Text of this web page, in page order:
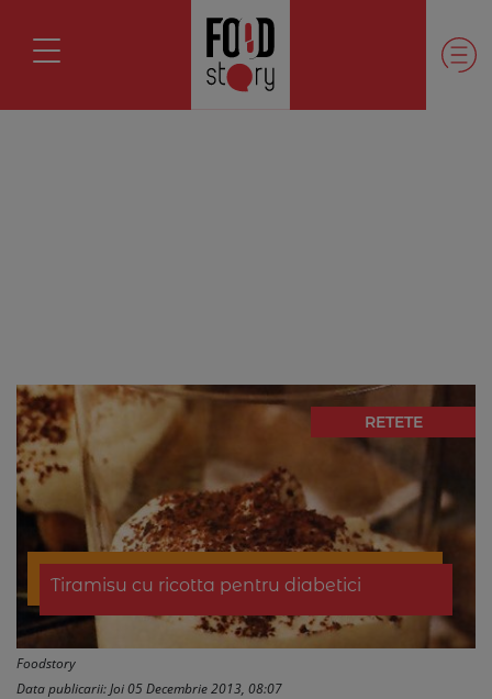
RETETE
Tiramisu cu ricotta pentru diabetici
Foodstory
Data publicarii: Joi 05 Decembrie 2013, 08:07